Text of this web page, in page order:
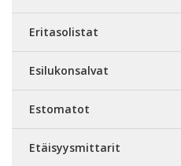
Eritasolistat
Esilukonsalvat
Estomatot
Etäisyysmittarit